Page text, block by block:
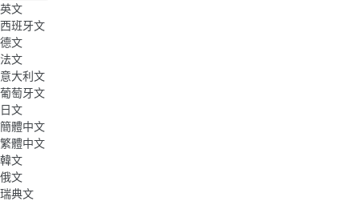
英文
西班牙文
德文
法文
意大利文
葡萄牙文
日文
簡體中文
繁體中文
韓文
俄文
瑞典文